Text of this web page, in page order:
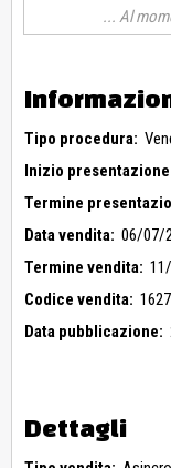
Al
Tipo procedura:
Inizio
Termine
Data vendita: 06/07/
Termine vendita:
Codice vendita:
Data pubblicazione:
Dettagli